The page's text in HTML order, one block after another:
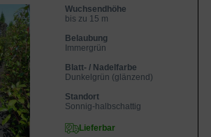
sondern ebenso viele Vögel anlockt,
Baumkrone einen willkommenen
wird zunehmend dunkler
’Galissonière‘ ist somit im
Schattenspender und bietet zu
Wuchsendhöhe
bis zu 15 m
Belaubung
Immergrün
Blatt- / Nadelfarbe
Dunkelgrün (glänzend)
Standort
Sonnig-halbschattig
Lieferbar